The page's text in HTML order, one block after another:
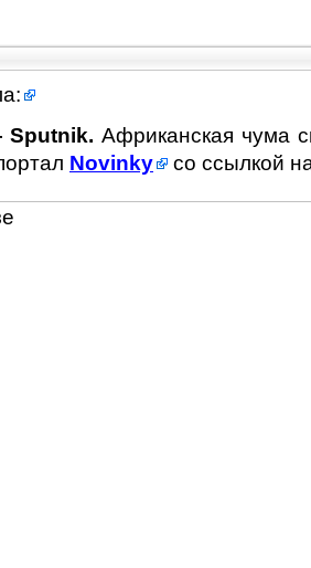
Sputnik. Африканская чума
Novinky со ссылкой